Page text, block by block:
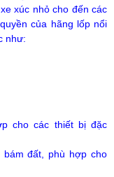
xúc nhỏ cho đến các
của hãng lốp nổi
như:
cho các thiết bị đặc
đất, phù hợp cho